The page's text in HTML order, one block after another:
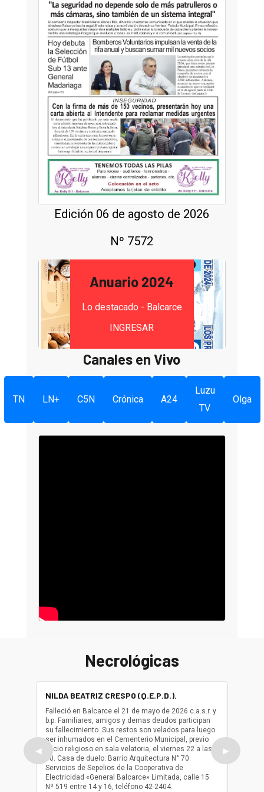
Edición 06 de agosto de 2026
Nº 7572
Anuario 2024
Lo destacado - Balcarce
INGRESAR
Canales en Vivo
TN LN+ C5N Crónica A24
Luzu
TV
Olga
Necrológicas
◀
NILDA BEATRIZ CRESPO (Q.E.P.D.).
Falleció en Balcarce el 21 de mayo de 2026 c.a.s.r. y
b.p. Familiares, amigos y demas deudos participan
su fallecimiento. Sus restos son velados para luego
ser inhumados en el Cementerio Municipal, previo
oficio religioso en sala velatoria, el viernes 22 a las
10. Casa de duelo: Barrio Arquitectura N° 70.
Servicios de Sepelios de la Cooperativa de
Electricidad «General Balcarce» Limitada, calle 15
Nº 519 entre 14 y 16, teléfono 42-2404.
ser
oficio
▶